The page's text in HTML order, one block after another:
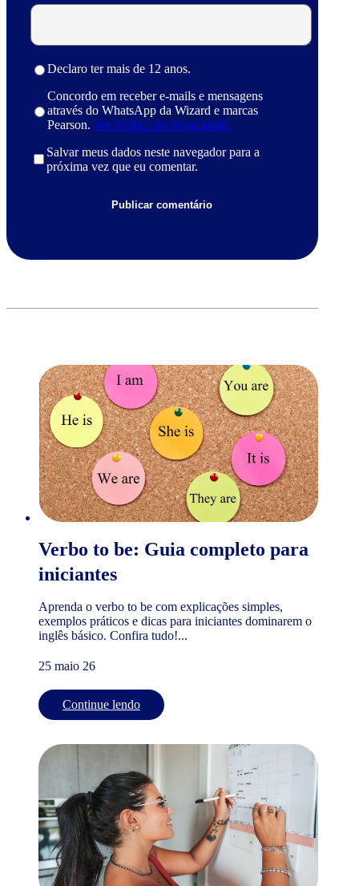
Declaro ter mais de 12 anos.
Concordo em receber e-mails e mensagens
através do WhatsApp da Wizard e marcas
Pearson. Ver política de privacidade.
Salvar meus dados neste navegador para a
próxima vez que eu comentar.
Verbo to be: Guia completo para
iniciantes
Aprenda o verbo to be com explicações simples,
exemplos práticos e dicas para iniciantes dominarem o
inglês básico. Confira tudo!...
25 maio 26
Continue lendo